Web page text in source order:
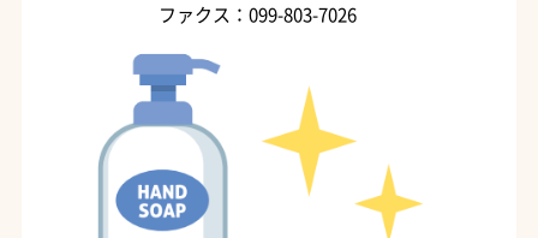
ファクス：099-803-7026